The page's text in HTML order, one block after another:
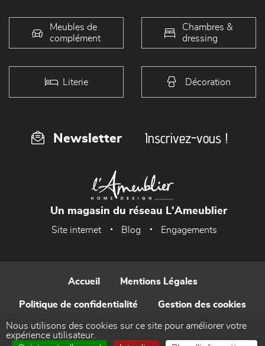
Meubles de
complément
Chambres &
dressing
Literie Décoration
Newsletter Inscrivez-vous !
Un magasin du réseau L'Ameublier
Site internet Blog Engagements
Accueil Mentions Légales
Politique de confidentialité Gestion des cookies
Contact
Nous utilisons des cookies sur ce site pour améliorer votre
expérience utilisateur.